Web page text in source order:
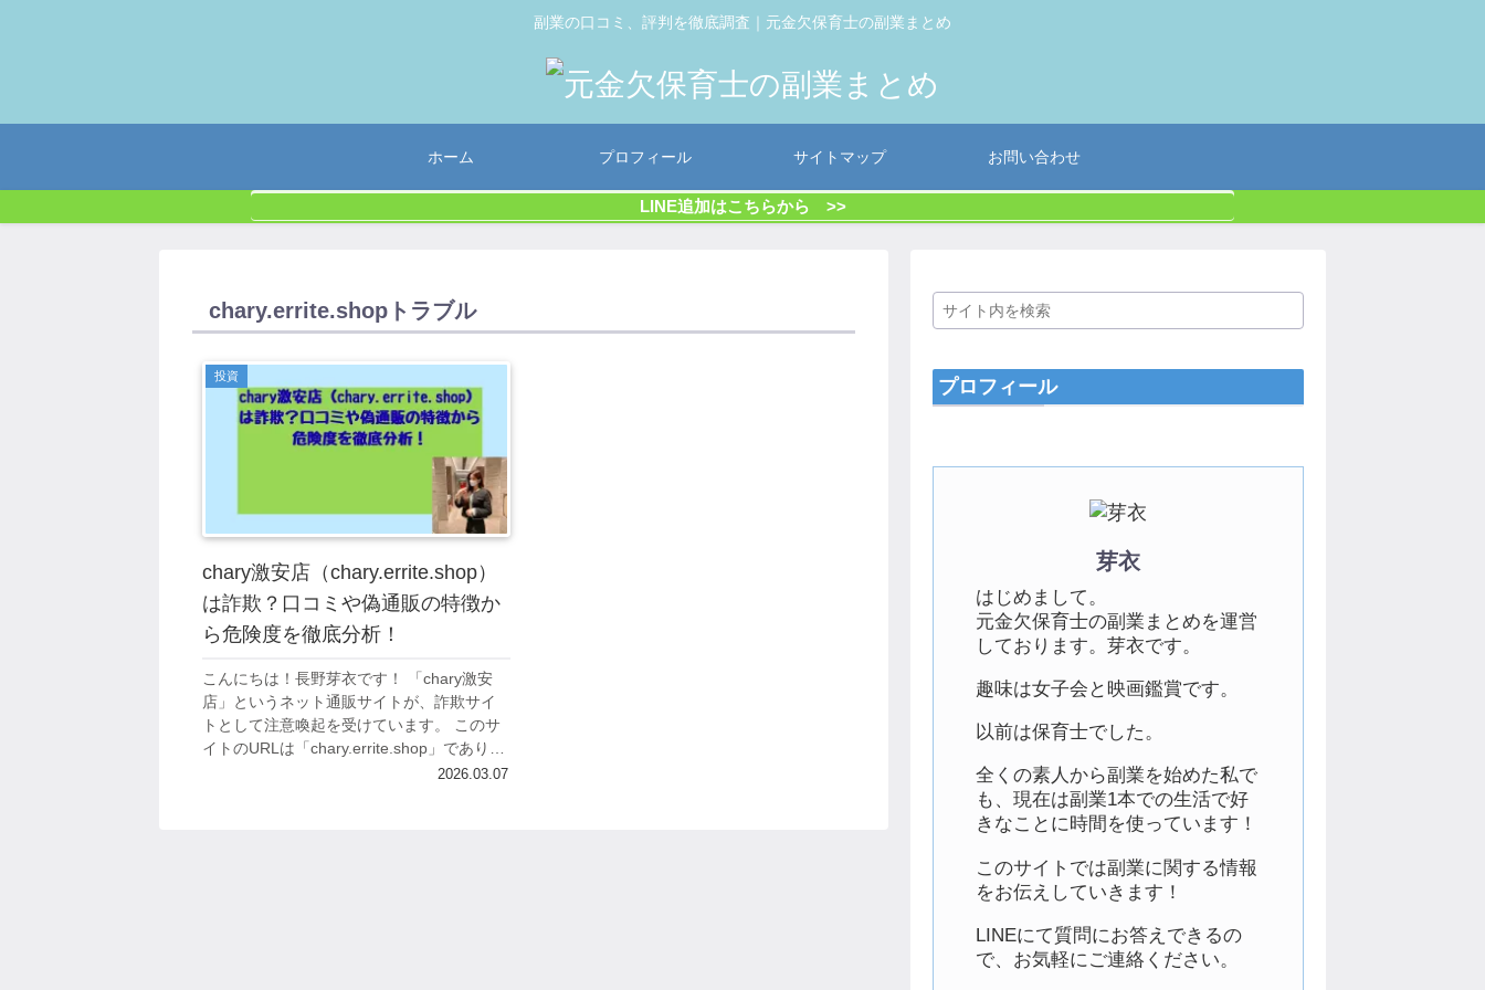
副業の口コミ、評判を徹底調査｜元金欠保育士の副業まとめ
ホーム プロフィール サイトマップ お問い合わせ
LINE追加はこちらから >>
chary.errite.shopトラブル
投資
chary激安店（chary.errite.shop）
は詐欺？口コミや偽通販の特徴か
ら危険度を徹底分析！
こんにちは！長野芽衣です！ 「chary激安
店」というネット通販サイトが、詐欺サイ
トとして注意喚起を受けています。 このサ
イトのURLは「chary.errite.shop」であり、
詐欺サイトが多用することで知られる格安
2026.03.07
プロフィール
芽衣
はじめまして。
元金欠保育士の副業まとめを運営
しております。芽衣です。
趣味は女子会と映画鑑賞です。
以前は保育士でした。
全くの素人から副業を始めた私で
も、現在は副業1本での生活で好
きなことに時間を使っています！
このサイトでは副業に関する情報
をお伝えしていきます！
LINEにて質問にお答えできるの
で、お気軽にご連絡ください。